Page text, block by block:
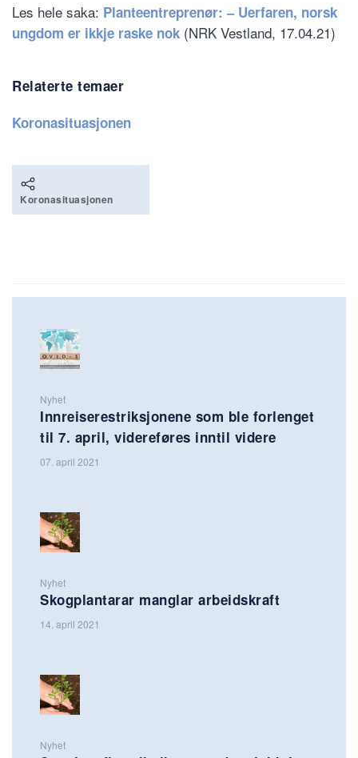
Les hele saka: Planteentreprenør: – Uerfaren, norsk
ungdom er ikkje raske nok (NRK Vestland, 17.04.21)
Relaterte temaer
Koronasituasjonen
Koronasituasjonen
Nyhet
Innreiserestriksjonene som ble forlenget
til 7. april, videreføres inntil videre
07. april 2021
Nyhet
Skogplantarar manglar arbeidskraft
14. april 2021
Nyhet